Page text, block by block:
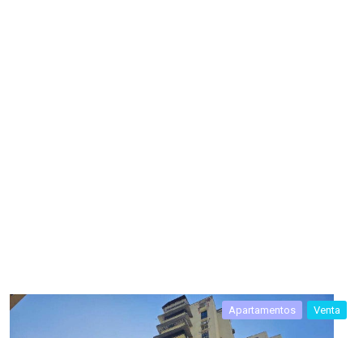
Apartamentos Venta